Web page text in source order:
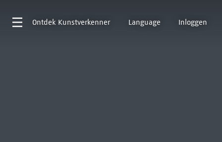
Ontdek Kunstverkenner Language Inloggen